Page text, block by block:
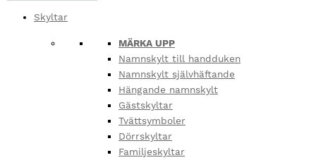
Skyltar
MÄRKA UPP
Namnskylt till handduken
Namnskylt självhäftande
Hängande namnskylt
Gästskyltar
Tvättsymboler
Dörrskyltar
Familjeskyltar